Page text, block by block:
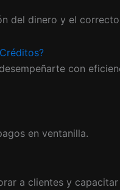
del dinero y el
con
en ventanilla.
a clientes y